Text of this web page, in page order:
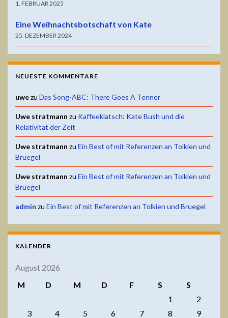
1. FEBRUAR 2025
Eine Weihnachtsbotschaft von Kate
25. DEZEMBER 2024
NEUESTE KOMMENTARE
uwezu Das Song-ABC: There Goes A Tenner
Uwe stratmann zu Kaffeeklatsch: Kate Bush und die
Relativität der Zeit
Uwe stratmann zu Ein Best of mit Referenzen an Tolkien und
Bruegel
Uwe stratmann zu Ein Best of mit Referenzen an Tolkien und
Bruegel
admin zu Ein Best of mit Referenzen an Tolkien und Bruegel
KALENDER
August 2026
M
D M D F S
S
1
2
3
4 5 6 7 8 9